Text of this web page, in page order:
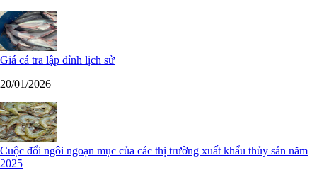
Giá cá tra lập đỉnh lịch sử
20/01/2026
Cuộc đổi ngôi ngoạn mục của các thị trường xuất khẩu thủy sản năm
2025